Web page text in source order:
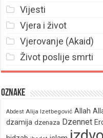
Vijesti
Vjera i život
Vjerovanje (Akaid)
Život poslije smrti
Oznake
Abdest Alija Izetbegović Allah
dzamija dzenaza Dzennet